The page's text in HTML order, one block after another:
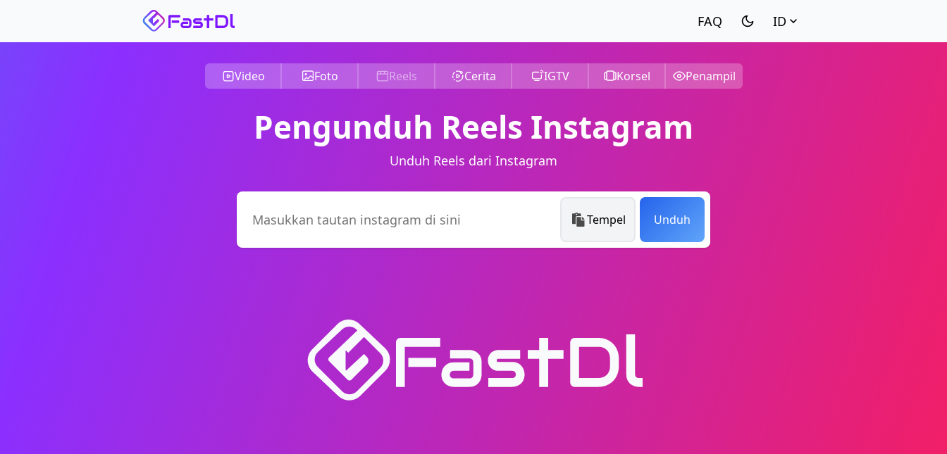
ID
Video Foto Reels Cerita IGTV Korsel Penampil
Pengunduh Reels Instagram
Unduh Reels dari Instagram
Tempel Unduh